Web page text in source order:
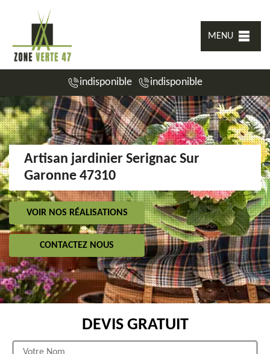
MENU
indisponible indisponible
Artisan jardinier Serignac Sur
Garonne 47310
VOIR NOS RÉALISATIONS
CONTACTEZ NOUS
DEVIS GRATUIT